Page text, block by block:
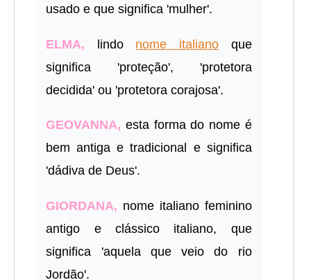
usado e que significa 'mulher'.
ELMA, lindo nome italiano que
significa 'proteção', 'protetora
decidida' ou 'protetora corajosa'.
GEOVANNA, esta forma do nome é
bem antiga e tradicional e significa
'dádiva de Deus'.
GIORDANA, nome italiano feminino
antigo e clássico italiano, que
significa 'aquela que veio do rio
Jordão'.